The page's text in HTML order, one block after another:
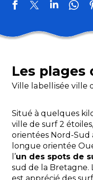
Les plages
Ville labellisée ville
Situé à quelques
ville de surf 2
orientées Nord-Sud
longue orientée
l’un des spots de
sud de la Bretagne.